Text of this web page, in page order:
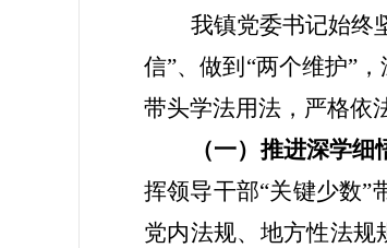
我镇党委书记始终
信”、做到“两个维护”
带头学法用法，严格依
（一）推进深学
挥领导干部“关键少数”
党内法规、地方性法规